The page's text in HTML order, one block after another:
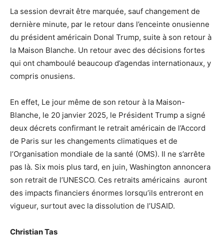
La session devrait être marquée, sauf changement de
dernière minute, par le retour dans l’enceinte onusienne
du président américain Donal Trump, suite à son retour à
la Maison Blanche. Un retour avec des décisions fortes
qui ont chamboulé beaucoup d’agendas internationaux, y
compris onusiens.
En effet, Le jour même de son retour à la Maison-
Blanche, le 20 janvier 2025, le Président Trump a signé
deux décrets confirmant le retrait américain de l’Accord
de Paris sur les changements climatiques et de
l’Organisation mondiale de la santé (OMS). Il ne s’arrête
pas là. Six mois plus tard, en juin, Washington annoncera
son retrait de l’UNESCO. Ces retraits américains auront
des impacts financiers énormes lorsqu’ils entreront en
vigueur, surtout avec la dissolution de l’USAID.
Christian Tas